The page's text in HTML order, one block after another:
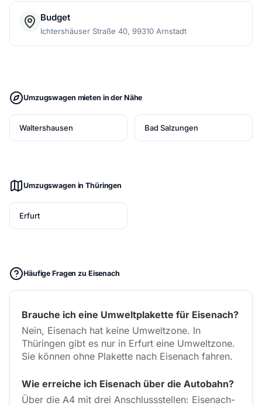
Budget
Ichtershäuser Straße 40, 99310 Arnstadt
Umzugswagen mieten in der Nähe
Waltershausen Bad Salzungen
Umzugswagen in Thüringen
Erfurt
Häufige Fragen zu Eisenach
Brauche ich eine Umweltplakette für Eisenach?
Nein, Eisenach hat keine Umweltzone. In
Thüringen gibt es nur in Erfurt eine Umweltzone.
Sie können ohne Plakette nach Eisenach fahren.
Wie erreiche ich Eisenach über die Autobahn?
Über die A4 mit drei Anschlussstellen: Eisenach-